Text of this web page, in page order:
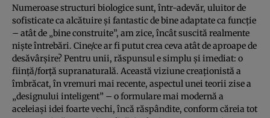
Numeroase structuri biologice sunt, într-adevăr, uluitor de
sofisticate ca alcătuire şi fantastic de bine adaptate ca funcţie
– atât de „bine construite”, am zice, încât suscită realmente
nişte întrebări. Cine/ce ar fi putut crea ceva atât de aproape de
desăvârşire? Pentru unii, răspunsul e simplu şi imediat: o
fiinţă/forţă supranaturală. Această viziune creaţionistă a
îmbrăcat, în vremuri mai recente, aspectul unei teorii zise a
„designului inteligent” – o formulare mai modernă a
aceleiaşi idei foarte vechi, încă răspândite, conform căreia tot